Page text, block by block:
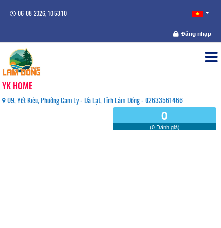
06-08-2026, 10:53:10
Đăng nhập
YK HOME
09, Yết Kiêu, Phường Cam Ly - Đà Lạt, Tỉnh Lâm Đồng - 02633561466
0
(0 Đánh giá)